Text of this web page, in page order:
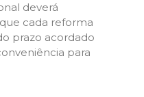
deverá
cada reforma
prazo acordado
para